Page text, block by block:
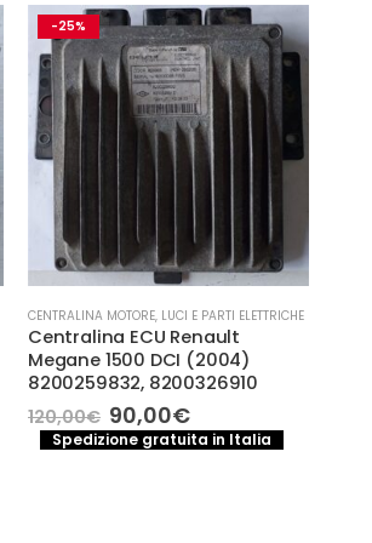
-21%
ESAURITO
CENTRALINA MOTORE, LUCI E PARTI ELETTRICHE
CENTRALINA MOTORE RENAULT
MODUS 1.5 DCI 8200398934
8200449080
120,00€ Il
prezzo
originale
95,00€Il
prezzo
attuale
Spedizione gratuita in Italia